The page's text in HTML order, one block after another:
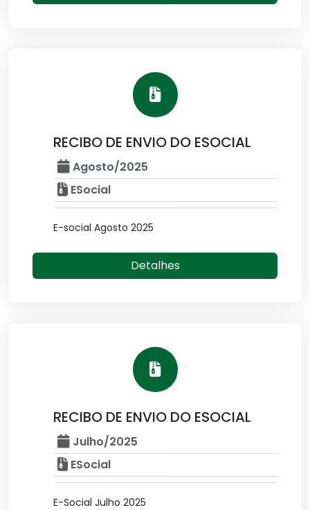
RECIBO DE ENVIO DO ESOCIAL
Agosto/2025
ESocial
E-social Agosto 2025
Detalhes
RECIBO DE ENVIO DO ESOCIAL
Julho/2025
ESocial
E-Social Julho 2025